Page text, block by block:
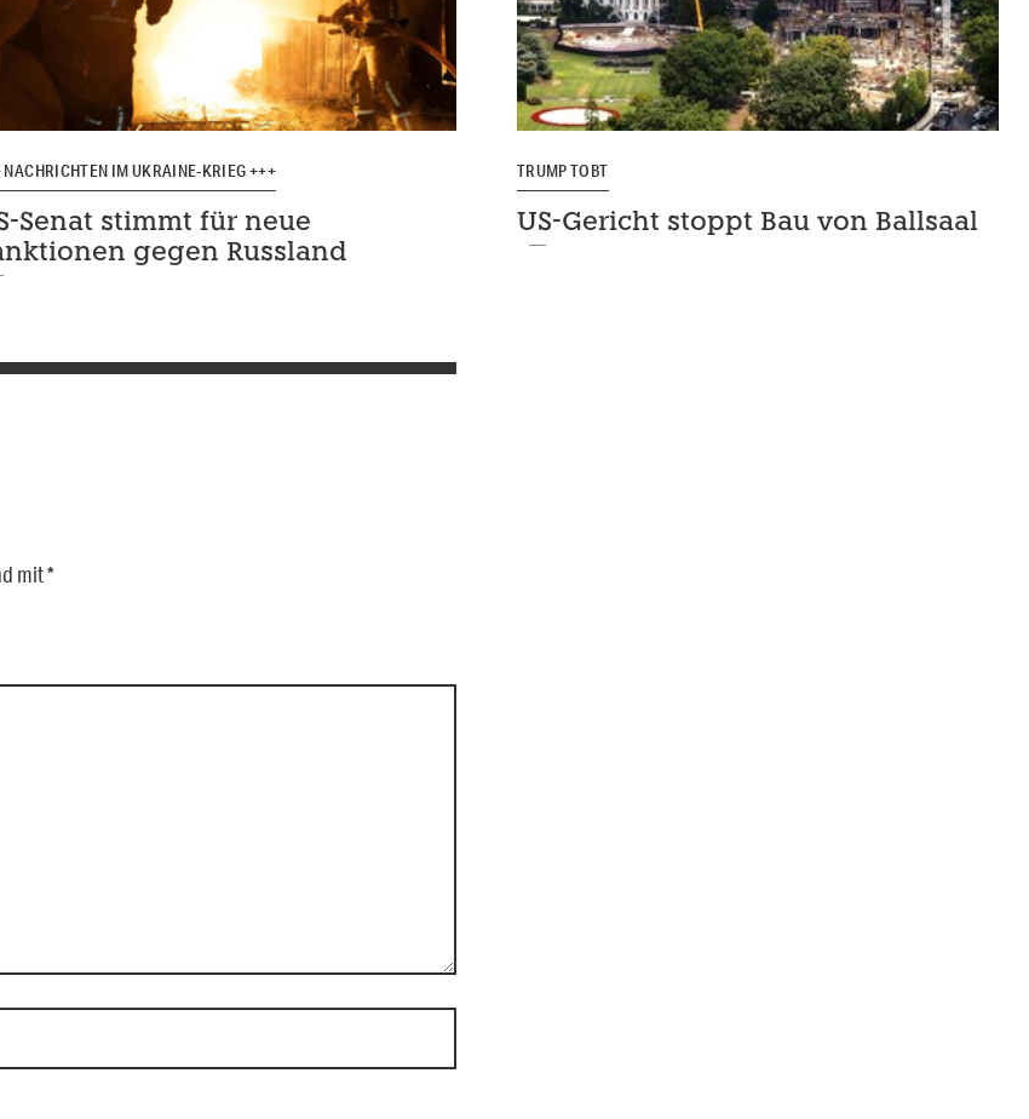
IM UKRAINE-KRIEG +++
Senat stimmt für neue
gegen Russland
TRUMP TOBT
US-Gericht stoppt Bau von Ballsaal
mit*